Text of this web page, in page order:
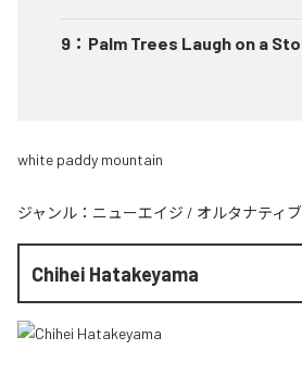
9 ： Palm Trees Laugh on a
white paddy mountain
ジャンル： ニューエイジ / オルタナティブ
Chihei Hatakeyama